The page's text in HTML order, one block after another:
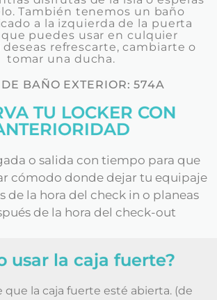
También tenemos un baño
a la izquierda de la puerta
puedes usar en culquier
refrescarte, cambiarte o
tomar una ducha.
BAÑO EXTERIOR: 574A
TU LOCKER CON
o salida con tiempo para que
cómodo donde dejar tu equipaje
de la hora del check in o planeas
de la hora del check-out
usar la caja fuerte?
que la caja fuerte esté abierta. (de